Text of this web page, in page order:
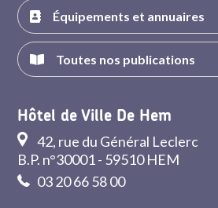
Équipements et annuaires
Toutes nos publications
Hôtel de Ville De Hem
42, rue du Général Leclerc
B.P. n°30001 - 59510 HEM
03 20 66 58 00